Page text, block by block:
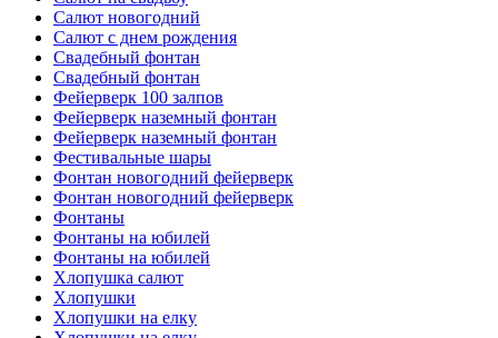
Салют новогодний
Салют с днем рождения
Свадебный фонтан
Свадебный фонтан
Фейерверк 100 залпов
Фейерверк наземный фонтан
Фейерверк наземный фонтан
Фестивальные шары
Фонтан новогодний фейерверк
Фонтан новогодний фейерверк
Фонтаны
Фонтаны на юбилей
Фонтаны на юбилей
Хлопушка салют
Хлопушки
Хлопушки на елку